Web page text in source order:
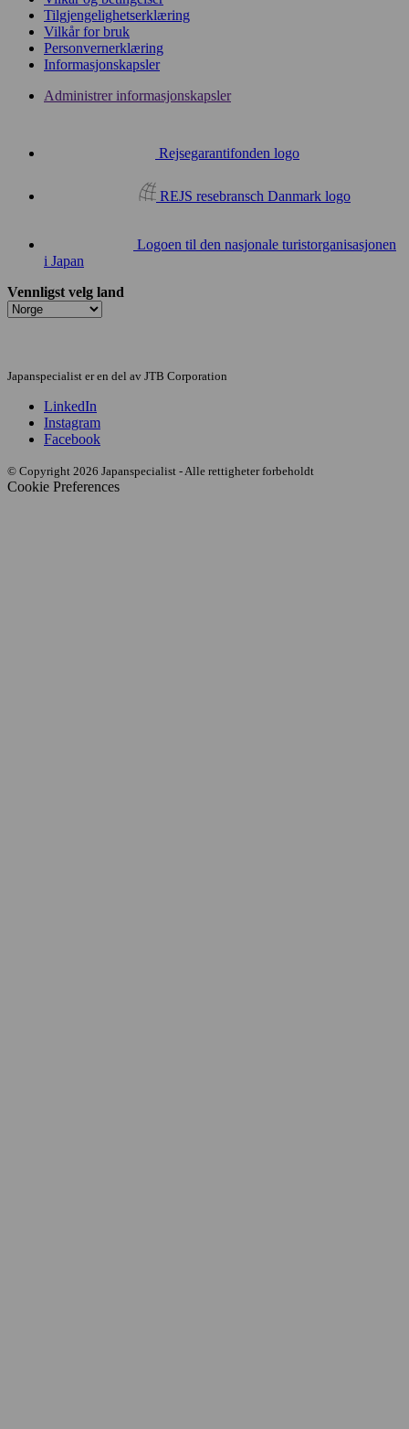
Tilgjengelighetserklæring
Vilkår for bruk
Personvernerklæring
Informasjonskapsler
Administrer informasjonskapsler
Rejsegarantifonden logo
REJS resebransch Danmark logo
Logoen til den nasjonale turistorganisasjonen
i Japan
Vennligst velg land
Japanspecialist er en del av JTB Corporation
LinkedIn
Instagram
Facebook
© Copyright 2026 Japanspecialist - Alle rettigheter forbeholdt
Cookie Preferences